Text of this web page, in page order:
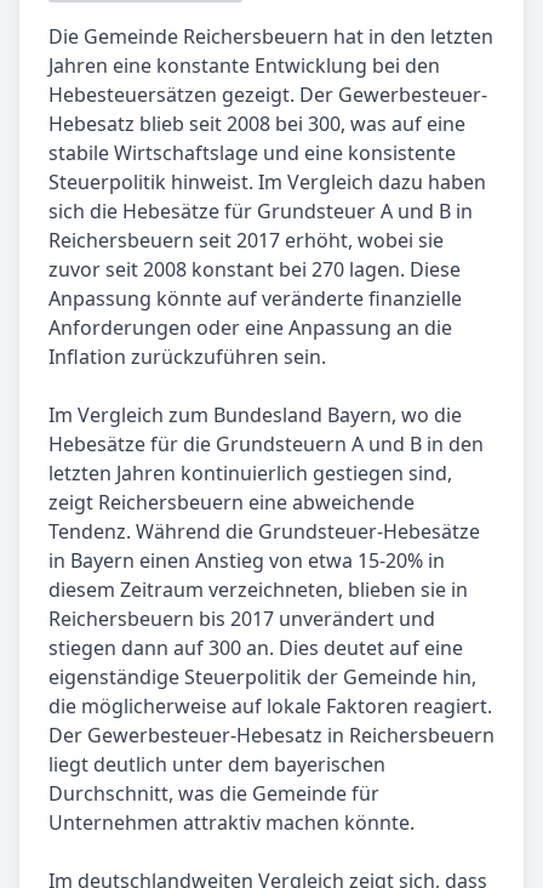
Die Gemeinde Reichersbeuern hat in den letzten
Jahren eine konstante Entwicklung bei den
Hebesteuersätzen gezeigt. Der Gewerbesteuer-
Hebesatz blieb seit 2008 bei 300, was auf eine
stabile Wirtschaftslage und eine konsistente
Steuerpolitik hinweist. Im Vergleich dazu haben
sich die Hebesätze für Grundsteuer A und B in
Reichersbeuern seit 2017 erhöht, wobei sie
zuvor seit 2008 konstant bei 270 lagen. Diese
Anpassung könnte auf veränderte finanzielle
Anforderungen oder eine Anpassung an die
Inflation zurückzuführen sein.
Im Vergleich zum Bundesland Bayern, wo die
Hebesätze für die Grundsteuern A und B in den
letzten Jahren kontinuierlich gestiegen sind,
zeigt Reichersbeuern eine abweichende
Tendenz. Während die Grundsteuer-Hebesätze
in Bayern einen Anstieg von etwa 15-20% in
diesem Zeitraum verzeichneten, blieben sie in
Reichersbeuern bis 2017 unverändert und
stiegen dann auf 300 an. Dies deutet auf eine
eigenständige Steuerpolitik der Gemeinde hin,
die möglicherweise auf lokale Faktoren reagiert.
Der Gewerbesteuer-Hebesatz in Reichersbeuern
liegt deutlich unter dem bayerischen
Durchschnitt, was die Gemeinde für
Unternehmen attraktiv machen könnte.
Im deutschlandweiten Vergleich zeigt sich, dass